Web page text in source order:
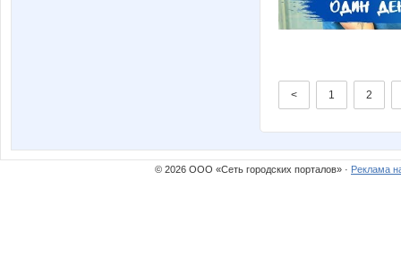
< 1 2
© 2026 ООО «Сеть городских порталов» · Реклама